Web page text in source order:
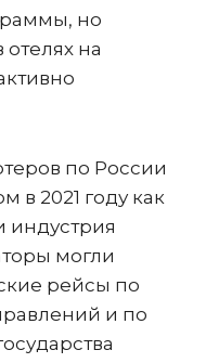
но
на
по России
в 2021 году как
индустрия
могли
рейсы по
и по